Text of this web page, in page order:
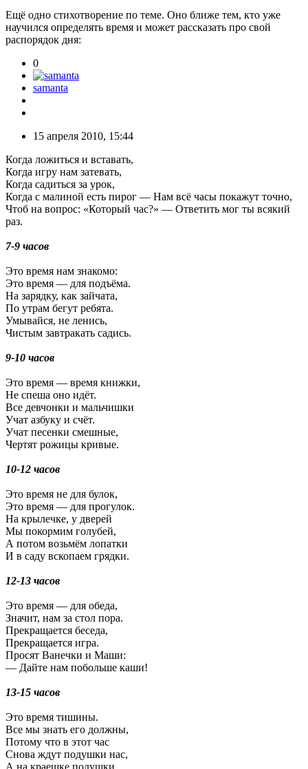
Ещё одно стихотворение по теме. Оно ближе тем, кто уже
научился определять время и может рассказать про свой
распорядок дня:
0
samanta
15 апреля 2010, 15:44
Когда ложиться и вставать,
Когда игру нам затевать,
Когда садиться за урок,
Когда с малиной есть пирог — Нам всё часы покажут точно,
Чтоб на вопрос: «Который час?» — Ответить мог ты всякий
раз.
7-9 часов
Это время нам знакомо:
Это время — для подъёма.
На зарядку, как зайчата,
По утрам бегут ребята.
Умывайся, не ленись,
Чистым завтракать садись.
9-10 часов
Это время — время книжки,
Не спеша оно идёт.
Все девчонки и мальчишки
Учат азбуку и счёт.
Учат песенки смешные,
Чертят рожицы кривые.
10-12 часов
Это время не для булок,
Это время — для прогулок.
На крылечке, у дверей
Мы покормим голубей,
А потом возьмём лопатки
И в саду вскопаем грядки.
12-13 часов
Это время — для обеда,
Значит, нам за стол пора.
Прекращается беседа,
Прекращается игра.
Просят Ванечки и Маши:
— Дайте нам побольше каши!
13-15 часов
Это время тишины.
Все мы знать его должны,
Потому что в этот час
Снова ждут подушки нас,